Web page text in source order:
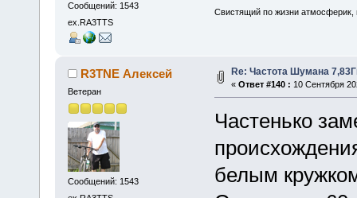
Сообщений: 1543
ex.RA3TTS
Свистящий по жизни
R3TNE Алексей
Ветеран
Сообщений: 1543
Re: Частота Шумана
« Ответ #140 : 10 Сентября
Частенько
белым